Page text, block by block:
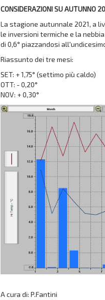
CONSIDERAZIONI SU AUTUNNO
La stagione autunnale 2021, a
le inversioni termiche e la
di 0,6° piazzandosi
Riassunto dei tre mesi:
SET: + 1,75° (settimo più caldo)
OTT: - 0,20°
NOV: + 0,30°
A cura di: P.Fantini